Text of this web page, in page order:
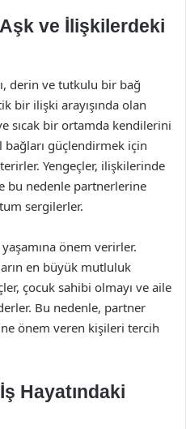
ve İlişkilerdeki
derin ve tutkulu bir bağ
bir ilişki arayışında olan
sıcak bir ortamda kendilerini
güçlendirmek için
Yengeçler, ilişkilerinde
bu nedenle partnerlerine
sergilerler.
önem verirler.
en büyük mutluluk
çocuk sahibi olmayı ve aile
Bu nedenle, partner
önem veren kişileri tercih
Hayatındaki